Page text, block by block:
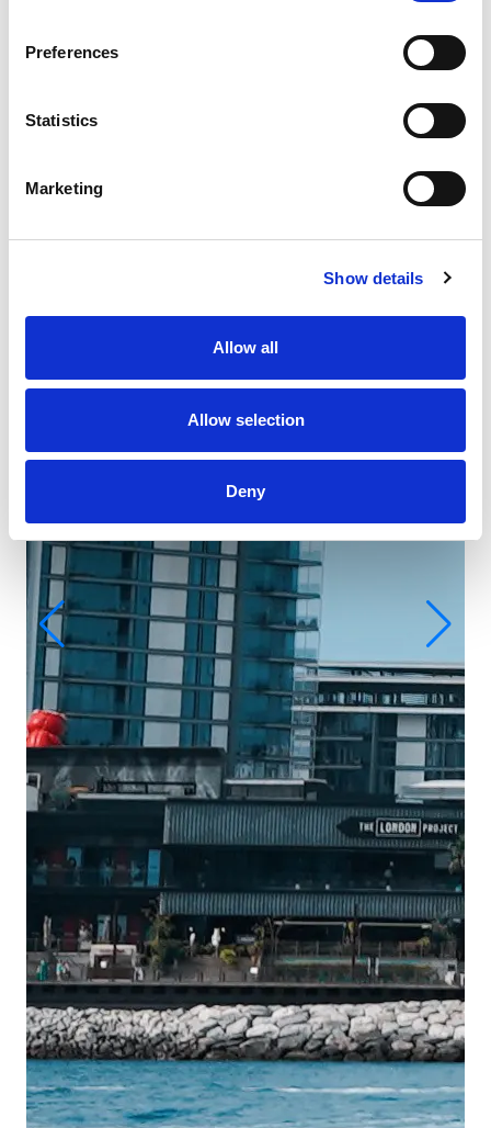
Preferences
Statistics
Marketing
Show details
Allow all
Allow selection
Deny